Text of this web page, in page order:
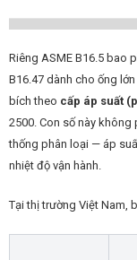
Riêng ASME B16.5 bao
B16.47 dành cho ống
bích theo cấp áp suất
2500. Con số này
thống phân loại — áp
nhiệt độ vận hành.
Tại thị trường Việt Nam,